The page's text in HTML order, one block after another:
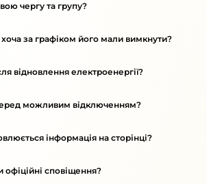
чергу та групу?
хоча за графіком його мали вимкнути?
відновлення електроенергії?
можливим відключенням?
інформація на сторінці?
офіційні сповіщення?